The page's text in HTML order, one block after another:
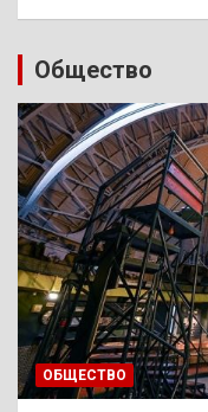
Общество
ОБЩЕСТВО